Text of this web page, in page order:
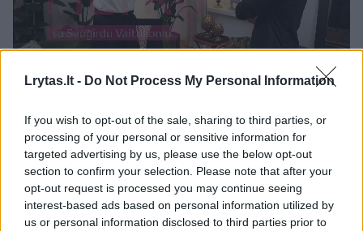
Lrytas.lt - Do Not Process My Personal Information
If you wish to opt-out of the sale, sharing to third parties, or
processing of your personal or sensitive information for
targeted advertising by us, please use the below opt-out
section to confirm your selection. Please note that after your
opt-out request is processed you may continue seeing
interest-based ads based on personal information utilized by
us or personal information disclosed to third parties prior to
Netrukus aktorius paviešino ir žinutės ekrano
nuotrauką. Kaip teigė pats T. Gryn, ją jis
parašė dar prieš priimant galutinį sprendimą
atšaukti spektaklio „Makbetas“ pasirodymus.